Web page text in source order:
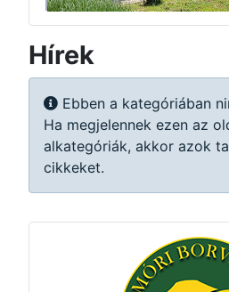
Hírek
Információ
Ebben a kategóriában
Ha megjelennek ezen az
alkategóriák, akkor azok
cikkeket.